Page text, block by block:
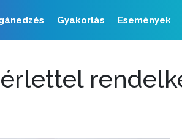
Gyakorlás Események